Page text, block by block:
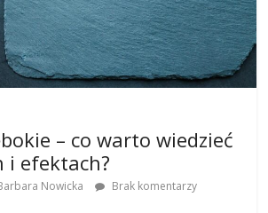
– co warto wiedzieć
i efektach?
Nowicka Brak komentarzy